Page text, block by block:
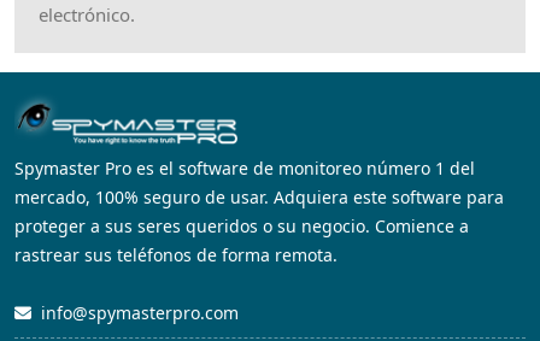
electrónico.
Spymaster Pro es el software de monitoreo número 1 del
mercado, 100% seguro de usar. Adquiera este software para
proteger a sus seres queridos o su negocio. Comience a
rastrear sus teléfonos de forma remota.
info@spymasterpro.com